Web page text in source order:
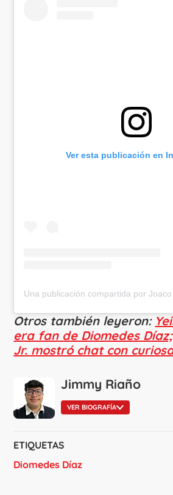
Ver esta publicación en
Otros también leyeron:
era fan de Diomedes
Jr. mostró chat con
Jimmy Riaño
VER BIOGRAFÍA
ETIQUETAS
Diomedes Díaz